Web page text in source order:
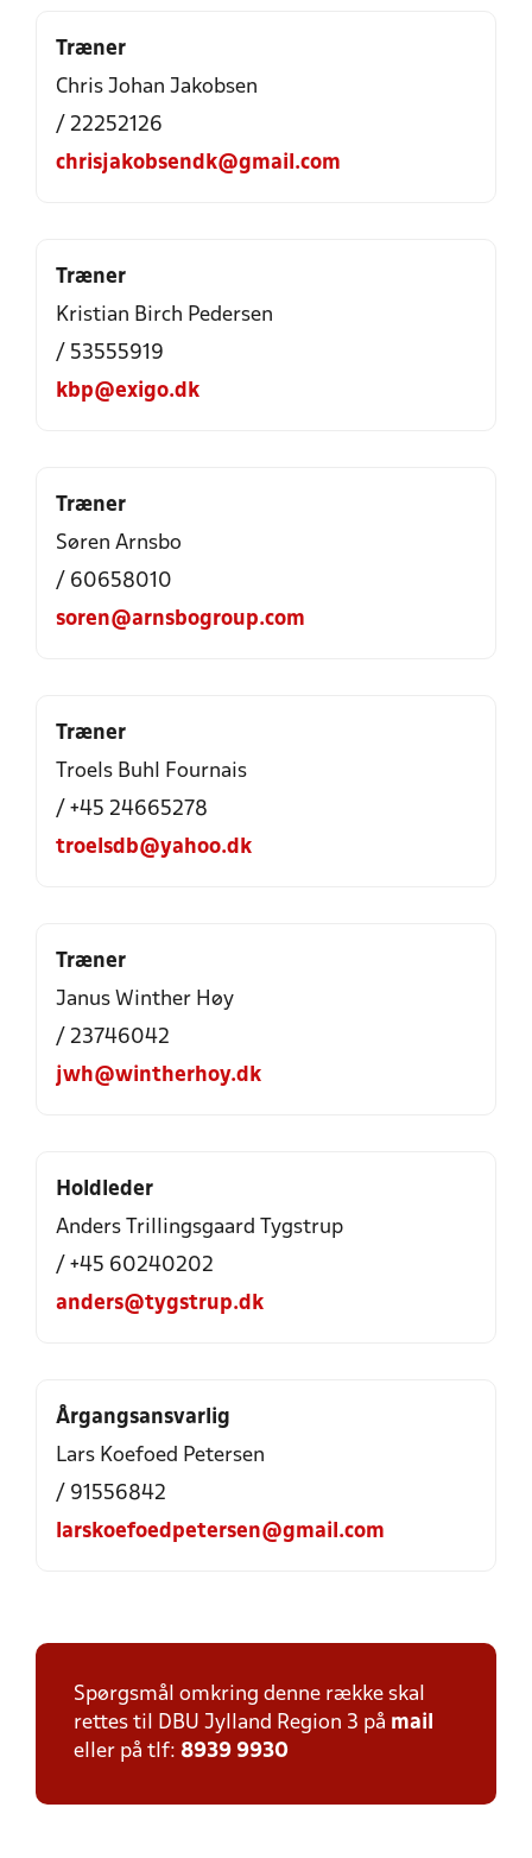
Træner
Chris Johan Jakobsen
/ 22252126
chrisjakobsendk@gmail.com
Træner
Kristian Birch Pedersen
/ 53555919
kbp@exigo.dk
Træner
Søren Arnsbo
/ 60658010
soren@arnsbogroup.com
Træner
Troels Buhl Fournais
/ +45 24665278
troelsdb@yahoo.dk
Træner
Janus Winther Høy
/ 23746042
jwh@wintherhoy.dk
Holdleder
Anders Trillingsgaard Tygstrup
/ +45 60240202
anders@tygstrup.dk
Årgangsansvarlig
Lars Koefoed Petersen
/ 91556842
larskoefoedpetersen@gmail.com
Spørgsmål omkring denne række skal
rettes til DBU Jylland Region 3 på mail
eller på tlf: 8939 9930